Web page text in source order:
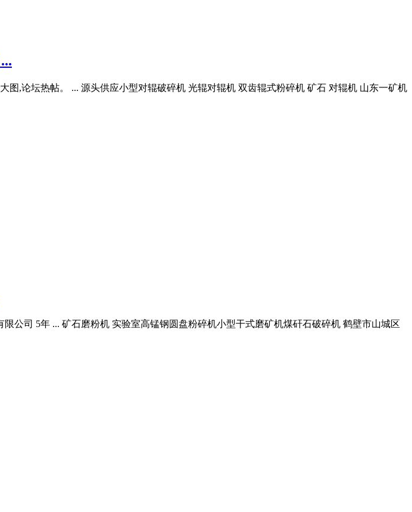
图,论坛热帖。 ... 源头供应小型对辊破碎机 光辊对辊机 双齿辊式粉碎机 矿石 对辊机 山东一矿机
公司 5年 ... 矿石磨粉机 实验室高锰钢圆盘粉碎机小型干式磨矿机煤矸石破碎机 鹤壁市山城区